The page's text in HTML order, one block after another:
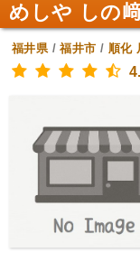
めしや しの
福井県/福井市 / 順化